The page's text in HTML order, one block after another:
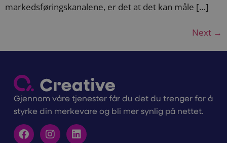
markedsføringskanalene, er det at det kan måle […]
Next →
Gjennom våre tjenester får du det du trenger for å
styrke din merkevare og bli mer synlig på nettet.